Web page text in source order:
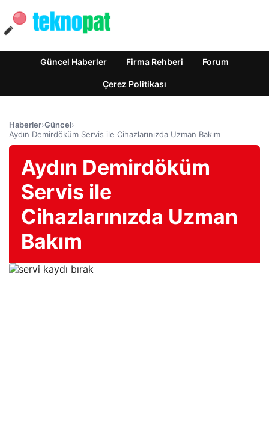
Güncel Haberler Firma Rehberi Forum
Çerez Politikası
Haberler›Güncel›
Aydın Demirdöküm Servis ile Cihazlarınızda Uzman Bakım
Aydın Demirdöküm
Servis ile
Cihazlarınızda Uzman
Bakım